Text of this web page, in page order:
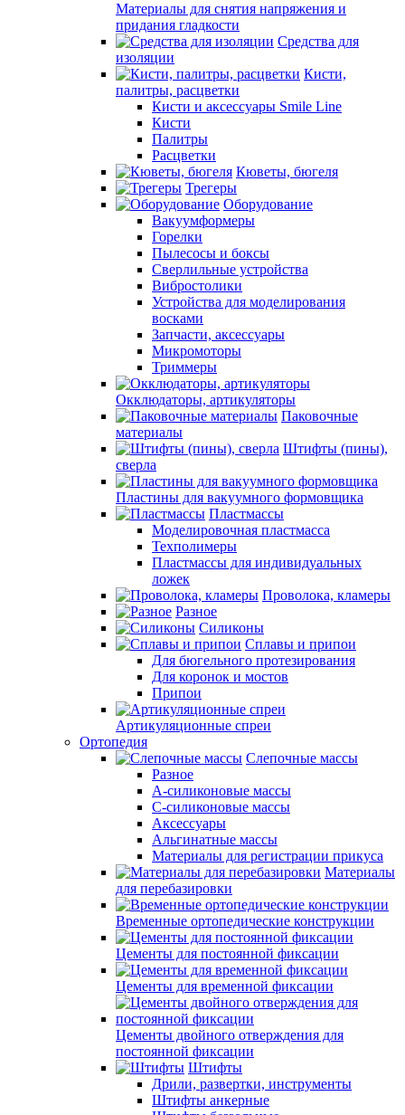
Материалы для снятия напряжения и
придания гладкости
Средства для
изоляции
Кисти,
палитры, расцветки
Кисти и аксессуары Smile Line
Кисти
Палитры
Расцветки
Кюветы, бюгеля
Трегеры
Оборудование
Вакуумформеры
Горелки
Пылесосы и боксы
Сверлильные устройства
Вибростолики
Устройства для моделирования
восками
Запчасти, аксессуары
Микромоторы
Триммеры
Окклюдаторы, артикуляторы
Паковочные
материалы
Штифты (пины),
сверла
Пластины для вакуумного формовщика
Пластмассы
Моделировочная пластмасса
Техполимеры
Пластмассы для индивидуальных
ложек
Проволока, кламеры
Разное
Силиконы
Сплавы и припои
Для бюгельного протезирования
Для коронок и мостов
Припои
Артикуляционные спреи
Ортопедия
Слепочные массы
Разное
А-силиконовые массы
С-силиконовые массы
Аксессуары
Альгинатные массы
Материалы для регистрации прикуса
Материалы
для перебазировки
Временные ортопедические конструкции
Цементы для постоянной фиксации
Цементы для временной фиксации
Цементы двойного отверждения для
постоянной фиксации
Штифты
Дрили, развертки, инструменты
Штифты анкерные